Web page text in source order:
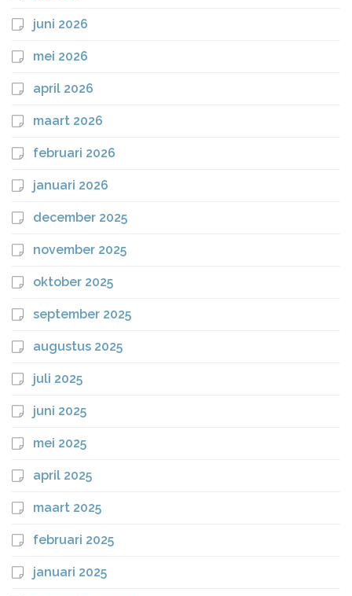
juni 2026
mei 2026
april 2026
maart 2026
februari 2026
januari 2026
december 2025
november 2025
oktober 2025
september 2025
augustus 2025
juli 2025
juni 2025
mei 2025
april 2025
maart 2025
februari 2025
januari 2025